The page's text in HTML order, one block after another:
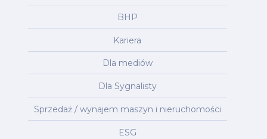
BHP
Kariera
Dla mediów
Dla Sygnalisty
Sprzedaż / wynajem maszyn i nieruchomości
ESG